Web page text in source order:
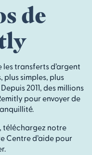
de
les transferts d’argent
simples, plus
2011, des millions
pour envoyer de
téléchargez notre
Centre d’aide pour